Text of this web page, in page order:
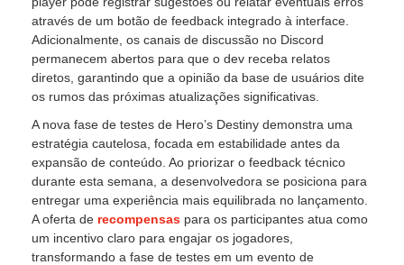
através de um botão de feedback integrado à interface.
Adicionalmente, os canais de discussão no Discord
permanecem abertos para que o dev receba relatos
diretos, garantindo que a opinião da base de usuários dite
os rumos das próximas atualizações significativas.
A nova fase de testes de Hero’s Destiny demonstra uma
estratégia cautelosa, focada em estabilidade antes da
expansão de conteúdo. Ao priorizar o feedback técnico
durante esta semana, a desenvolvedora se posiciona para
entregar uma experiência mais equilibrada no lançamento.
A oferta de recompensas para os participantes atua como
um incentivo claro para engajar os jogadores,
transformando a fase de testes em um evento de